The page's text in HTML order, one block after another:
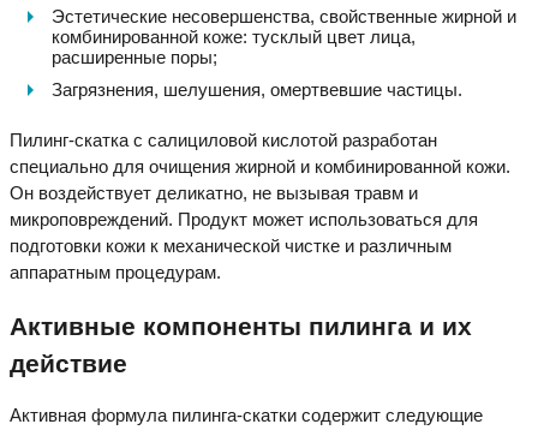
Эстетические несовершенства, свойственные жирной и
комбинированной коже: тусклый цвет лица,
расширенные поры;
Загрязнения, шелушения, омертвевшие частицы.
Пилинг-скатка с салициловой кислотой разработан
специально для очищения жирной и комбинированной кожи.
Он воздействует деликатно, не вызывая травм и
микроповреждений. Продукт может использоваться для
подготовки кожи к механической чистке и различным
аппаратным процедурам.
Активные компоненты пилинга и их
действие
Активная формула пилинга-скатки содержит следующие